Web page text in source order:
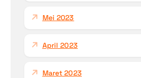
Mei 2023
April 2023
Maret 2023